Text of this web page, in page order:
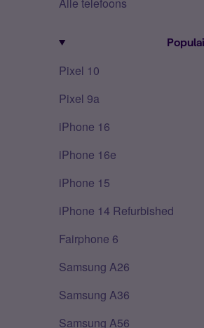
Pixel 10
Pixel 9a
iPhone 16
iPhone 16e
iPhone 15
iPhone 14 Refurbished
Fairphone 6
Samsung A26
Samsung A36
Samsung A56